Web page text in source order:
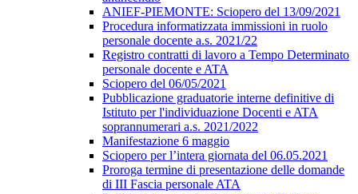
ANIEF-PIEMONTE: Sciopero del 13/09/2021
Procedura informatizzata immissioni in ruolo
personale docente a.s. 2021/22
Registro contratti di lavoro a Tempo Determinato
personale docente e ATA
Sciopero del 06/05/2021
Pubblicazione graduatorie interne definitive di
Istituto per l'individuazione Docenti e ATA
soprannumerari a.s. 2021/2022
Manifestazione 6 maggio
Sciopero per l’intera giornata del 06.05.2021
Proroga termine di presentazione delle domande
di III Fascia personale ATA